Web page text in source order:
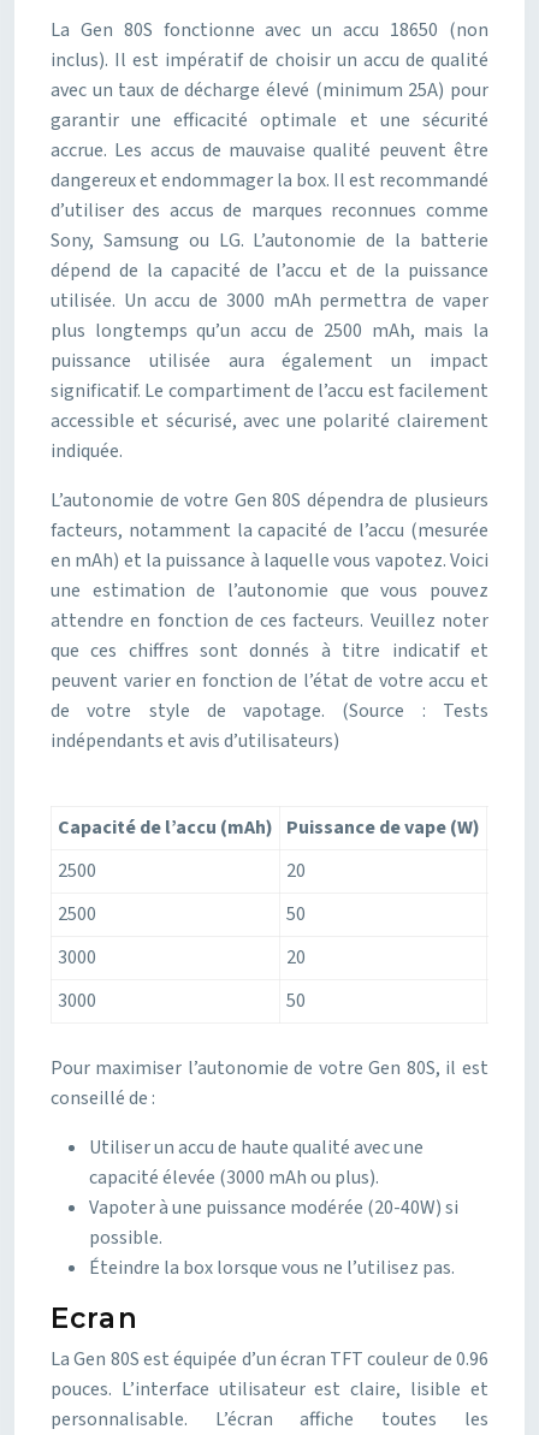
La Gen 80S fonctionne avec un accu 18650 (non
inclus). Il est impératif de choisir un accu de qualité
avec un taux de décharge élevé (minimum 25A) pour
garantir une efficacité optimale et une sécurité
accrue. Les accus de mauvaise qualité peuvent être
dangereux et endommager la box. Il est recommandé
d’utiliser des accus de marques reconnues comme
Sony, Samsung ou LG. L’autonomie de la batterie
dépend de la capacité de l’accu et de la puissance
utilisée. Un accu de 3000 mAh permettra de vaper
plus longtemps qu’un accu de 2500 mAh, mais la
puissance utilisée aura également un impact
significatif. Le compartiment de l’accu est facilement
accessible et sécurisé, avec une polarité clairement
indiquée.
L’autonomie de votre Gen 80S dépendra de plusieurs
facteurs, notamment la capacité de l’accu (mesurée
en mAh) et la puissance à laquelle vous vapotez. Voici
une estimation de l’autonomie que vous pouvez
attendre en fonction de ces facteurs. Veuillez noter
que ces chiffres sont donnés à titre indicatif et
peuvent varier en fonction de l’état de votre accu et
de votre style de vapotage. (Source : Tests
indépendants et avis d’utilisateurs)
Capacité de l’accu (mAh) Puissance de vape (W)
2500
20
2500
50
3000
20
3000
50
Pour maximiser l’autonomie de votre Gen 80S, il est
conseillé de :
Utiliser un accu de haute qualité avec une
capacité élevée (3000 mAh ou plus).
Vapoter à une puissance modérée (20-40W) si
possible.
Éteindre la box lorsque vous ne l’utilisez pas.
Ecran
La Gen 80S est équipée d’un écran TFT couleur de 0.96
pouces. L’interface utilisateur est claire, lisible et
personnalisable. L’écran affiche toutes les